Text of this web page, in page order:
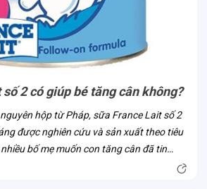
2 có giúp bé tăng cân không?
hộp từ Pháp, sữa France Lait số 2
được nghiên cứu và sản xuất theo tiêu
bố mẹ muốn con tăng cân đã tin
khi sản phẩm có mặt tại Việt Nam. Vì